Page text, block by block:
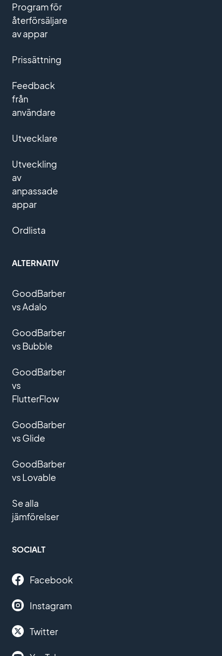
Program för
återförsäljare
av appar
Prissättning
Feedback
från
användare
Utvecklare
Utveckling
av
anpassade
appar
Ordlista
ALTERNATIV
GoodBarber
vs Adalo
GoodBarber
vs Bubble
GoodBarber
vs
FlutterFlow
GoodBarber
vs Glide
GoodBarber
vs Lovable
Se alla
jämförelser
SOCIALT
Facebook
Instagram
Twitter